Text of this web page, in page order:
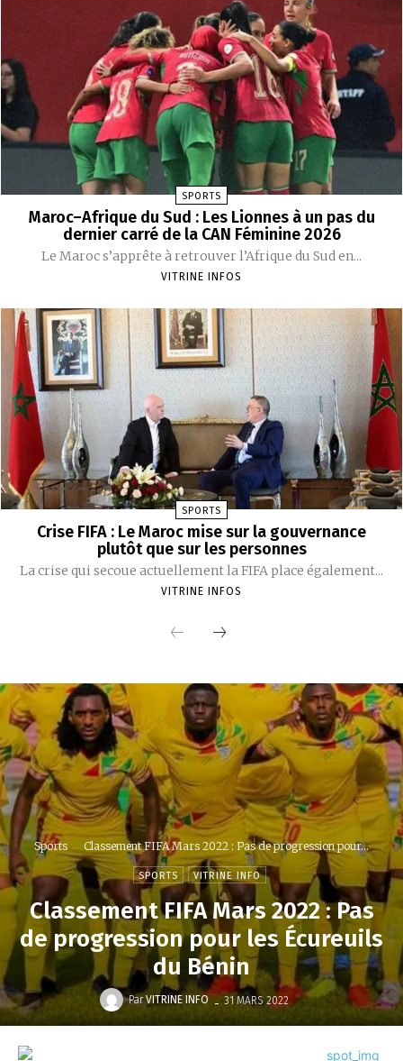
SPORTS
Maroc–Afrique du Sud : Les Lionnes à un pas du
dernier carré de la CAN Féminine 2026
Le Maroc s’apprête à retrouver l’Afrique du Sud en...
VITRINE INFOS
SPORTS
Crise FIFA : Le Maroc mise sur la gouvernance
plutôt que sur les personnes
La crise qui secoue actuellement la FIFA place également...
VITRINE INFOS